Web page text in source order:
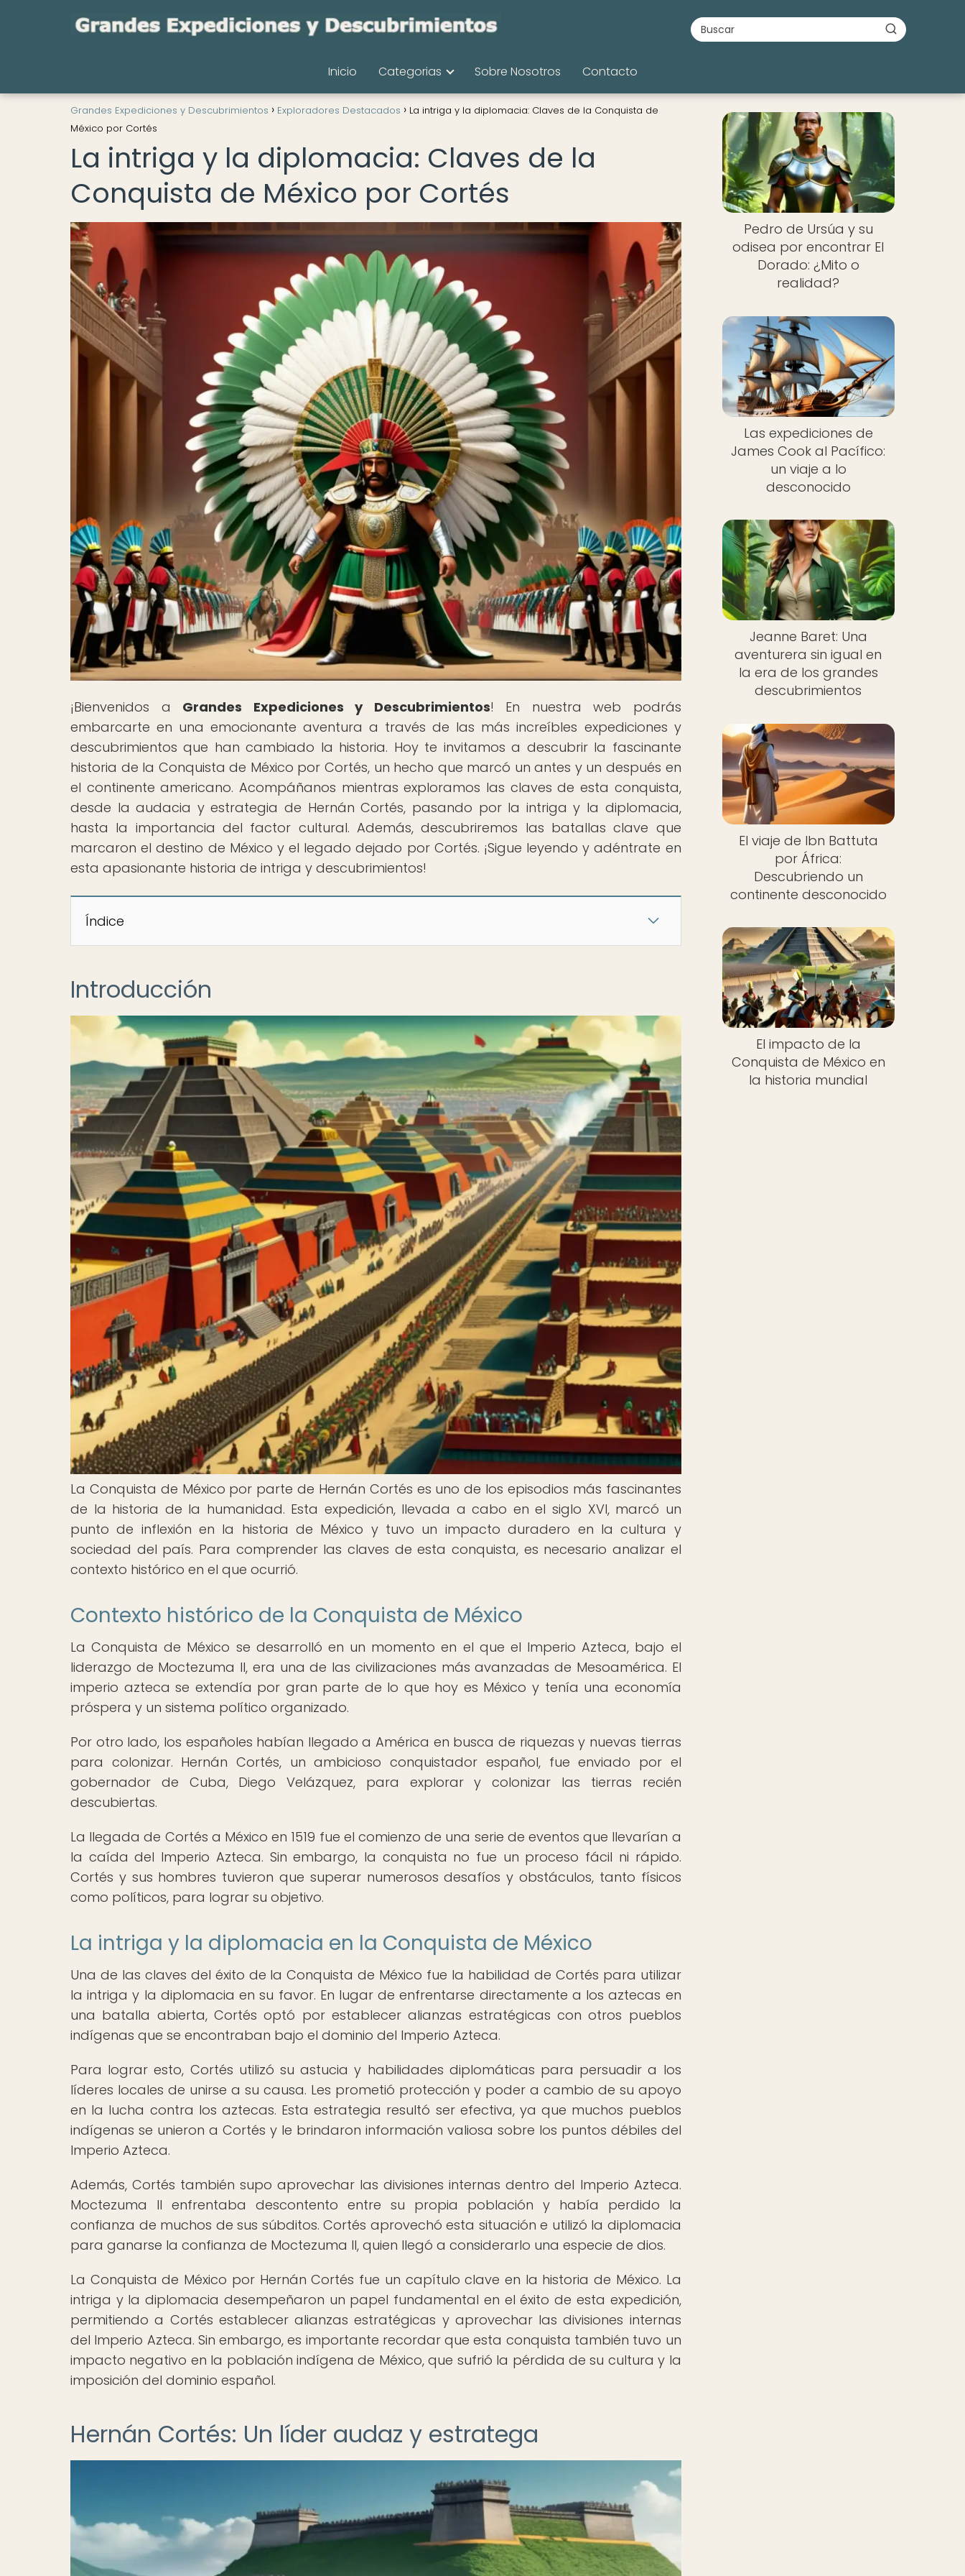
Inicio Categorias Sobre Nosotros Contacto
Grandes Expediciones y Descubrimientos Exploradores Destacados
La intriga y la diplomacia: Claves de la Conquista de
México por Cortés
La intriga y la diplomacia: Claves de la
Conquista de México por Cortés
¡Bienvenidos a Grandes Expediciones y Descubrimientos! En nuestra web podrás
embarcarte en una emocionante aventura a través de las más increíbles expediciones y
descubrimientos que han cambiado la historia. Hoy te invitamos a descubrir la fascinante
historia de la Conquista de México por Cortés, un hecho que marcó un antes y un después en
el continente americano. Acompáñanos mientras exploramos las claves de esta conquista,
desde la audacia y estrategia de Hernán Cortés, pasando por la intriga y la diplomacia,
hasta la importancia del factor cultural. Además, descubriremos las batallas clave que
marcaron el destino de México y el legado dejado por Cortés. ¡Sigue leyendo y adéntrate en
esta apasionante historia de intriga y descubrimientos!
Índice
Introducción
La Conquista de México por parte de Hernán Cortés es uno de los episodios más fascinantes
de la historia de la humanidad. Esta expedición, llevada a cabo en el siglo XVI, marcó un
punto de inflexión en la historia de México y tuvo un impacto duradero en la cultura y
sociedad del país. Para comprender las claves de esta conquista, es necesario analizar el
contexto histórico en el que ocurrió.
Contexto histórico de la Conquista de México
La Conquista de México se desarrolló en un momento en el que el Imperio Azteca, bajo el
liderazgo de Moctezuma II, era una de las civilizaciones más avanzadas de Mesoamérica. El
imperio azteca se extendía por gran parte de lo que hoy es México y tenía una economía
próspera y un sistema político organizado.
Por otro lado, los españoles habían llegado a América en busca de riquezas y nuevas tierras
para colonizar. Hernán Cortés, un ambicioso conquistador español, fue enviado por el
gobernador de Cuba, Diego Velázquez, para explorar y colonizar las tierras recién
descubiertas.
La llegada de Cortés a México en 1519 fue el comienzo de una serie de eventos que llevarían a
la caída del Imperio Azteca. Sin embargo, la conquista no fue un proceso fácil ni rápido.
Cortés y sus hombres tuvieron que superar numerosos desafíos y obstáculos, tanto físicos
como políticos, para lograr su objetivo.
La intriga y la diplomacia en la Conquista de México
Una de las claves del éxito de la Conquista de México fue la habilidad de Cortés para utilizar
la intriga y la diplomacia en su favor. En lugar de enfrentarse directamente a los aztecas en
una batalla abierta, Cortés optó por establecer alianzas estratégicas con otros pueblos
indígenas que se encontraban bajo el dominio del Imperio Azteca.
Para lograr esto, Cortés utilizó su astucia y habilidades diplomáticas para persuadir a los
líderes locales de unirse a su causa. Les prometió protección y poder a cambio de su apoyo
en la lucha contra los aztecas. Esta estrategia resultó ser efectiva, ya que muchos pueblos
indígenas se unieron a Cortés y le brindaron información valiosa sobre los puntos débiles del
Imperio Azteca.
Además, Cortés también supo aprovechar las divisiones internas dentro del Imperio Azteca.
Moctezuma II enfrentaba descontento entre su propia población y había perdido la
confianza de muchos de sus súbditos. Cortés aprovechó esta situación e utilizó la diplomacia
para ganarse la confianza de Moctezuma II, quien llegó a considerarlo una especie de dios.
La Conquista de México por Hernán Cortés fue un capítulo clave en la historia de México. La
intriga y la diplomacia desempeñaron un papel fundamental en el éxito de esta expedición,
permitiendo a Cortés establecer alianzas estratégicas y aprovechar las divisiones internas
del Imperio Azteca. Sin embargo, es importante recordar que esta conquista también tuvo un
impacto negativo en la población indígena de México, que sufrió la pérdida de su cultura y la
imposición del dominio español.
Hernán Cortés: Un líder audaz y estratega
Pedro de Ursúa y su
odisea por encontrar El
Dorado: ¿Mito o
realidad?
Las expediciones de
James Cook al Pacífico:
un viaje a lo
desconocido
Jeanne Baret: Una
aventurera sin igual en
la era de los grandes
descubrimientos
El viaje de Ibn Battuta
por África:
Descubriendo un
continente desconocido
El impacto de la
Conquista de México en
la historia mundial